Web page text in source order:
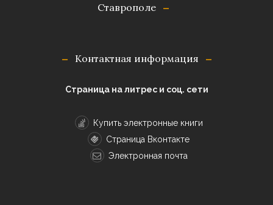
Ставрополе
Контактная информация
Страница на литрес и соц. сети
Купить электронные книги
Страница Вконтакте
Электронная почта